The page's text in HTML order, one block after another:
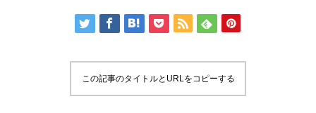
この記事のタイトルとURLをコピーする